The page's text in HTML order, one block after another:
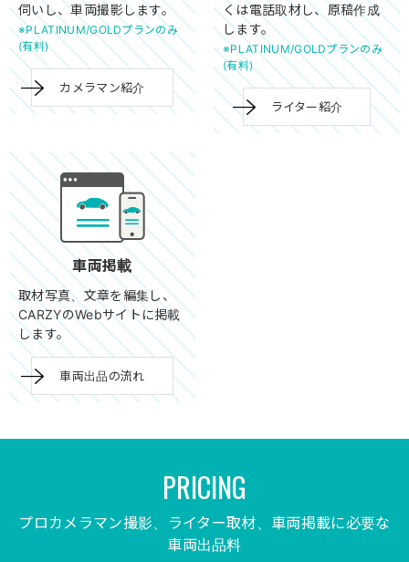
伺いし、車両撮影します。
※PLATINUM/GOLDプランのみ
(有料)
カメラマン紹介
くは電話取材し、原稿作成
します。
※PLATINUM/GOLDプランのみ
(有料)
ライター紹介
車両掲載
取材写真、文章を編集し、
CARZYのWebサイトに掲載
します。
車両出品の流れ
プロカメラマン撮影、ライター取材、車両掲載に必要な
車両出品料